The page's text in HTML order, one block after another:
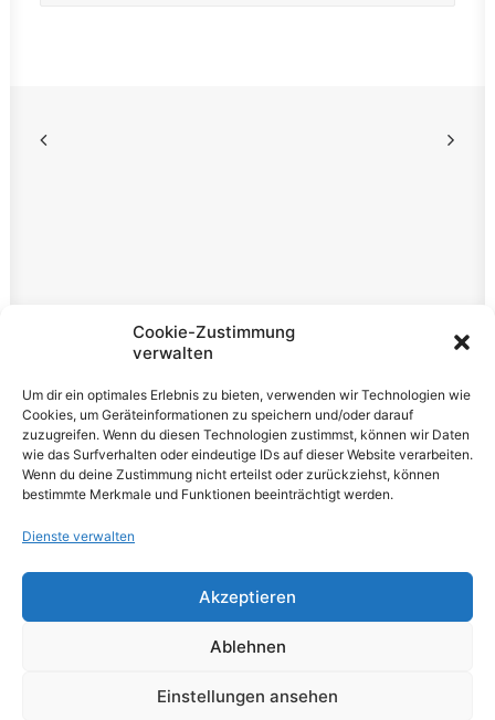
Cookie-Zustimmung
verwalten
Um dir ein optimales Erlebnis zu bieten, verwenden wir Technologien wie
Cookies, um Geräteinformationen zu speichern und/oder darauf
zuzugreifen. Wenn du diesen Technologien zustimmst, können wir Daten
wie das Surfverhalten oder eindeutige IDs auf dieser Website verarbeiten.
Wenn du deine Zustimmung nicht erteilst oder zurückziehst, können
bestimmte Merkmale und Funktionen beeinträchtigt werden.
Dienste verwalten
Akzeptieren
Ablehnen
Einstellungen ansehen
Rechtliches
Datenschutzerklärung
Cookie-Richtlinie (EU)
© 2026 VOLUME Magazine. All rights reserved